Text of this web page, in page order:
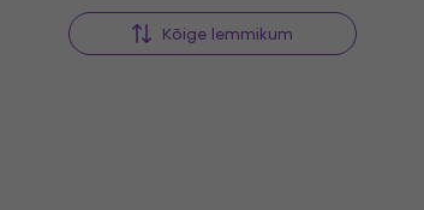
Kõige lemmikum